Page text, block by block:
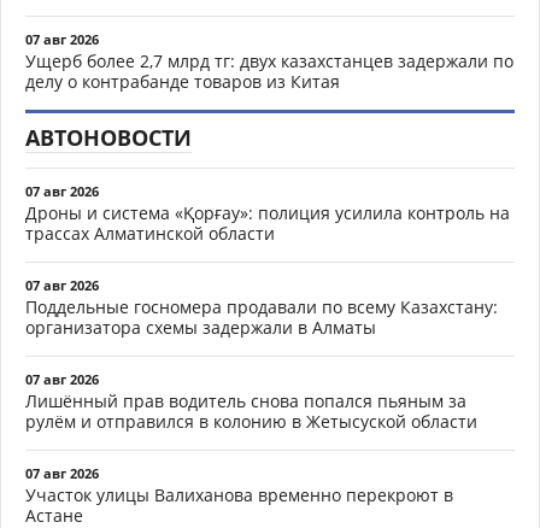
07 авг 2026
Ущерб более 2,7 млрд тг: двух казахстанцев задержали по
делу о контрабанде товаров из Китая
АВТОНОВОСТИ
07 авг 2026
Дроны и система «Қорғау»: полиция усилила контроль на
трассах Алматинской области
07 авг 2026
Поддельные госномера продавали по всему Казахстану:
организатора схемы задержали в Алматы
07 авг 2026
Лишённый прав водитель снова попался пьяным за
рулём и отправился в колонию в Жетысуской области
07 авг 2026
Участок улицы Валиханова временно перекроют в
Астане